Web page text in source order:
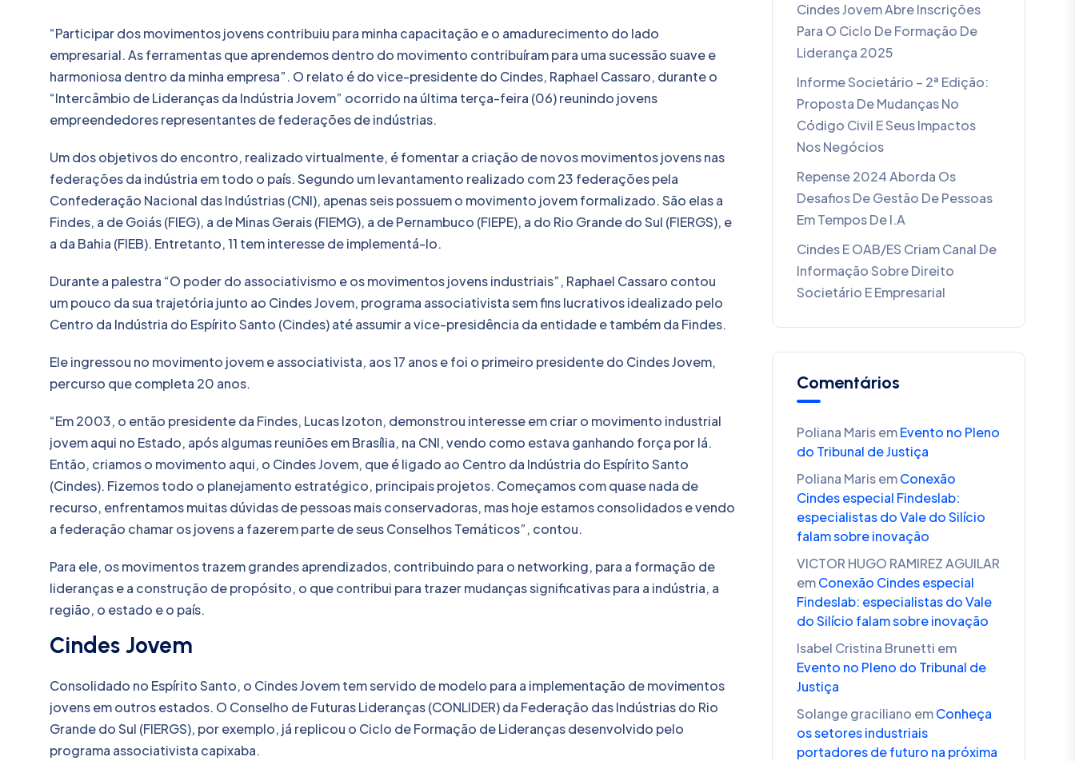
“Participar dos movimentos jovens contribuiu para minha capacitação e o amadurecimento do lado
empresarial. As ferramentas que aprendemos dentro do movimento contribuíram para uma sucessão suave e
harmoniosa dentro da minha empresa”. O relato é do vice-presidente do Cindes, Raphael Cassaro, durante o
“Intercâmbio de Lideranças da Indústria Jovem” ocorrido na última terça-feira (06) reunindo jovens
empreendedores representantes de federações de indústrias.
Um dos objetivos do encontro, realizado virtualmente, é fomentar a criação de novos movimentos jovens nas
federações da indústria em todo o país. Segundo um levantamento realizado com 23 federações pela
Confederação Nacional das Indústrias (CNI), apenas seis possuem o movimento jovem formalizado. São elas a
Findes, a de Goiás (FIEG), a de Minas Gerais (FIEMG), a de Pernambuco (FIEPE), a do Rio Grande do Sul (FIERGS), e
a da Bahia (FIEB). Entretanto, 11 tem interesse de implementá-lo.
Durante a palestra “O poder do associativismo e os movimentos jovens industriais”, Raphael Cassaro contou
um pouco da sua trajetória junto ao Cindes Jovem, programa associativista sem fins lucrativos idealizado pelo
Centro da Indústria do Espírito Santo (Cindes) até assumir a vice-presidência da entidade e também da Findes.
Ele ingressou no movimento jovem e associativista, aos 17 anos e foi o primeiro presidente do Cindes Jovem,
percurso que completa 20 anos.
“Em 2003, o então presidente da Findes, Lucas Izoton, demonstrou interesse em criar o movimento industrial
jovem aqui no Estado, após algumas reuniões em Brasília, na CNI, vendo como estava ganhando força por lá.
Então, criamos o movimento aqui, o Cindes Jovem, que é ligado ao Centro da Indústria do Espírito Santo
(Cindes). Fizemos todo o planejamento estratégico, principais projetos. Começamos com quase nada de
recurso, enfrentamos muitas dúvidas de pessoas mais conservadoras, mas hoje estamos consolidados e vendo
a federação chamar os jovens a fazerem parte de seus Conselhos Temáticos”, contou.
Para ele, os movimentos trazem grandes aprendizados, contribuindo para o networking, para a formação de
lideranças e a construção de propósito, o que contribui para trazer mudanças significativas para a indústria, a
região, o estado e o país.
Cindes Jovem
Consolidado no Espírito Santo, o Cindes Jovem tem servido de modelo para a implementação de movimentos
jovens em outros estados. O Conselho de Futuras Lideranças (CONLIDER) da Federação das Indústrias do Rio
Grande do Sul (FIERGS), por exemplo, já replicou o Ciclo de Formação de Lideranças desenvolvido pelo
programa associativista capixaba.
Cindes Jovem Abre Inscrições
Para O Ciclo De Formação De
Liderança 2025
Informe Societário – 2ª Edição:
Proposta De Mudanças No
Código Civil E Seus Impactos
Nos Negócios
Repense 2024 Aborda Os
Desafios De Gestão De Pessoas
Em Tempos De I.A
Cindes E OAB/ES Criam Canal De
Informação Sobre Direito
Societário E Empresarial
Comentários
Poliana MarisemEvento no Pleno
do Tribunal de Justiça
Poliana MarisemConexão
Cindes especial Findeslab:
especialistas do Vale do Silício
falam sobre inovação
VICTOR HUGO RAMIREZ AGUILAR
emConexão Cindes especial
Findeslab: especialistas do Vale
do Silício falam sobre inovação
Isabel Cristina Brunetti em
Evento no Pleno do Tribunal de
Justiça
Solange graciliano emConheça
os setores industriais
portadores de futuro na próxima